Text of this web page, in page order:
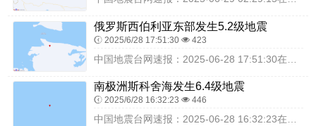
俄罗斯西伯利亚东部发生5.2级地震
2025/6/28 17:51:30 423
南极洲斯科舍海发生6.4级地震
2025/6/28 16:32:23 446
中国地震台网速报：2025-06-28 16:32:23在南极洲斯科舍海（北纬-61.10度，东经-38.76度）发生6.4级地震，震源深度10千米，最终结果以...